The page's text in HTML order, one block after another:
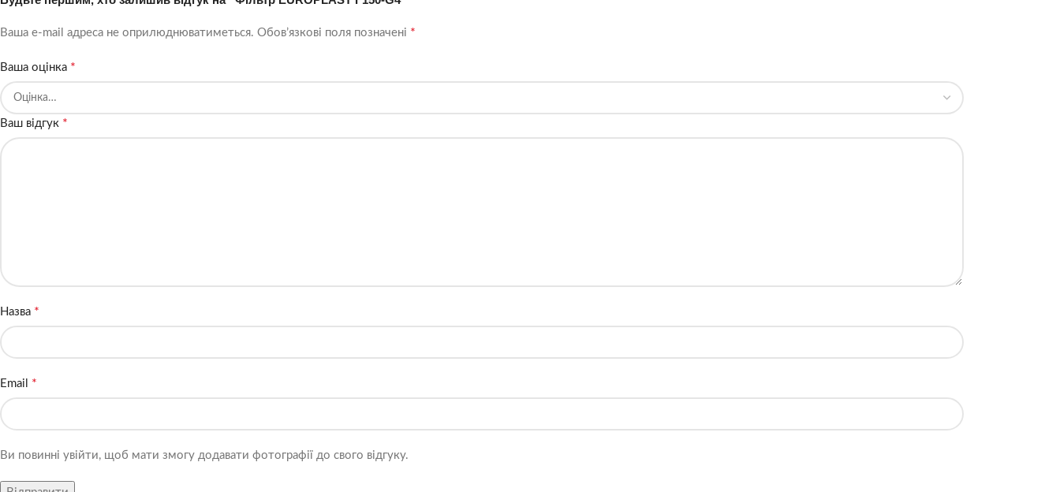
Ваша e-mail адреса не оприлюднюватиметься. Обов’язкові поля позначені *
Ваша оцінка *
Ваш відгук *
Назва *
Email *
Ви повинні увійти, щоб мати змогу додавати фотографії до свого відгуку.